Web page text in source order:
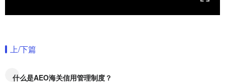
上/下篇
什么是AEO海关信用管理制度？